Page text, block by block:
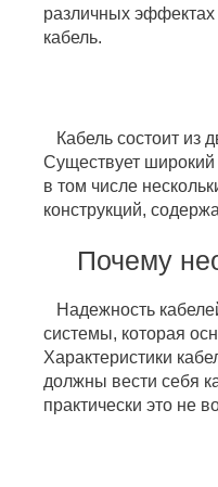
различных
кабель.
Кабель состоит из
Существует
в том числе
конструкций,
Почему
Надежность
системы, которая
Характеристики
должны вести себя
практически это не